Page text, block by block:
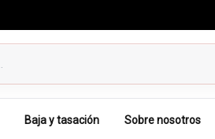
Baja y tasación Sobre nosotros